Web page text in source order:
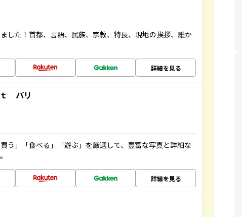
した！首都、言語、民族、宗教、特長、現地の挨拶、誰か
詳細を見る
パリ
う」「食べる」「遊ぶ」を厳選して、豊富な写真と詳細な
詳細を見る